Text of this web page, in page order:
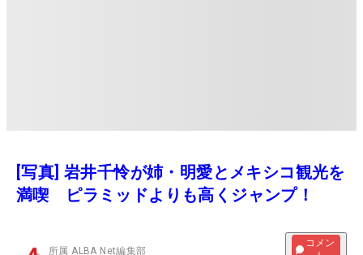
[写真] 岩井千怜が姉・明愛とメキシコ観光を
満喫 ピラミッドよりも高くジャンプ！
所属ALBA Net編集部
コメン